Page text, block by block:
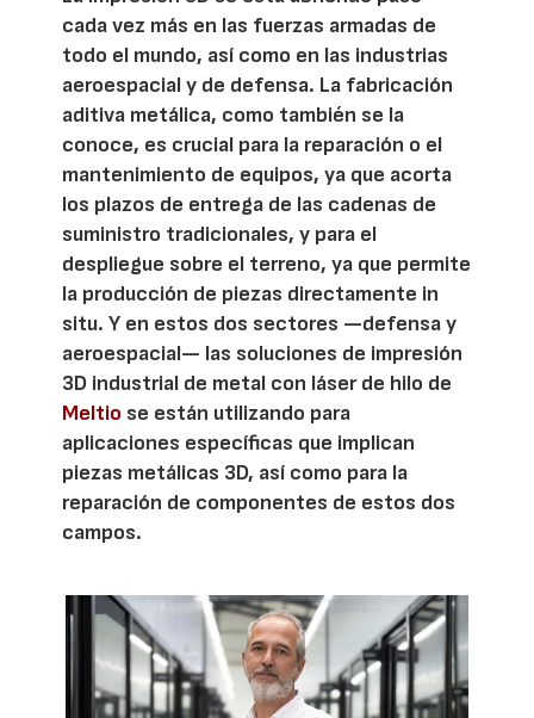
cada vez más en las fuerzas armadas de
todo el mundo, así como en las industrias
aeroespacial y de defensa. La fabricación
aditiva metálica, como también se la
conoce, es crucial para la reparación o el
mantenimiento de equipos, ya que acorta
los plazos de entrega de las cadenas de
suministro tradicionales, y para el
despliegue sobre el terreno, ya que permite
la producción de piezas directamente in
situ. Y en estos dos sectores —defensa y
aeroespacial— las soluciones de impresión
3D industrial de metal con láser de hilo de
Meltio se están utilizando para
aplicaciones específicas que implican
piezas metálicas 3D, así como para la
reparación de componentes de estos dos
campos.